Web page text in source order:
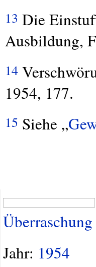
13 Die
Ausbildung,
14
1954, 177.
15 Siehe „
Überraschung
Jahr: 1954